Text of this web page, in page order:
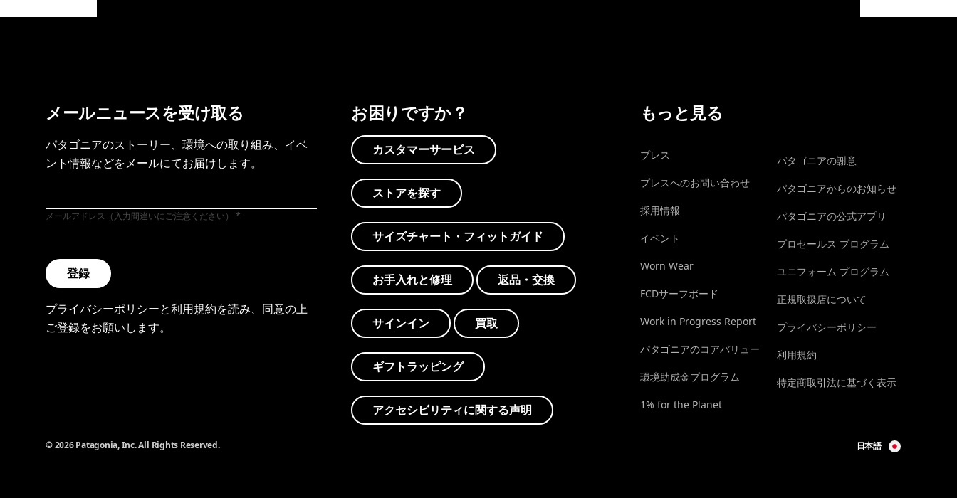
メールニュースを受け取る
パタゴニアのストーリー、環境への取り組み、イベ
ント情報などをメールにてお届けします。
メールアドレス（入力間違いにご注意ください）
登録
プライバシーポリシーと利用規約を読み、同意の上
ご登録をお願いします。
お困りですか？
カスタマーサービス
ストアを探す
サイズチャート・フィットガイド
お手入れと修理 返品・交換
サインイン 買取
ギフトラッピング
アクセシビリティに関する声明
もっと見る
プレス
プレスへのお問い合わせ
採用情報
イベント
Worn Wear
FCDサーフボード
Work in Progress Report
パタゴニアのコアバリュー
環境助成金プログラム
1% for the Planet
パタゴニアの謝意
パタゴニアからのお知らせ
パタゴニアの公式アプリ
プロセールス プログラム
ユニフォーム プログラム
正規取扱店について
プライバシーポリシー
利用規約
特定商取引法に基づく表示
© 2026 Patagonia, Inc. All Rights Reserved. 日本語